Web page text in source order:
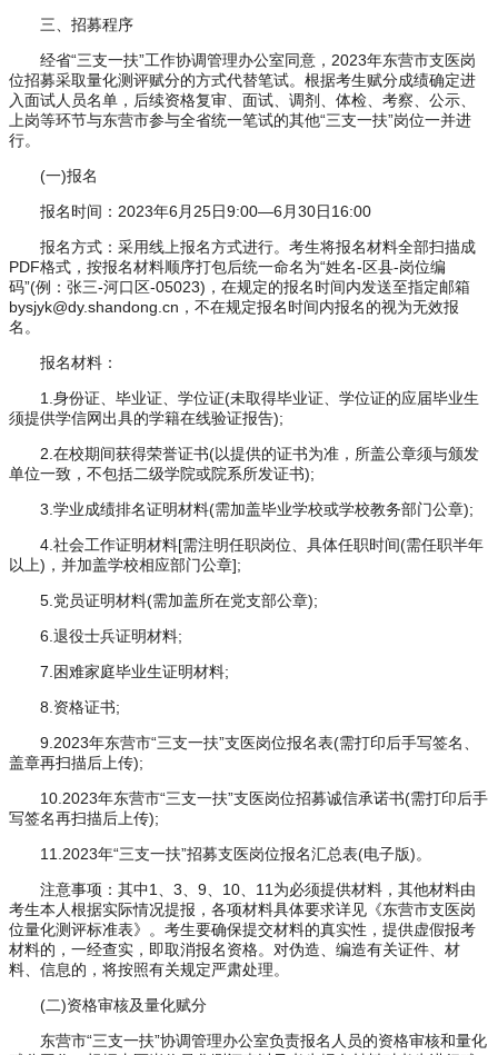
三、招募程序
经省“三支一扶”工作协调管理办公室同意，2023年东营市支医岗
位招募采取量化测评赋分的方式代替笔试。根据考生赋分成绩确定进
入面试人员名单，后续资格复审、面试、调剂、体检、考察、公示、
上岗等环节与东营市参与全省统一笔试的其他“三支一扶”岗位一并进
行。
(一)报名
报名时间：2023年6月25日9:00—6月30日16:00
报名方式：采用线上报名方式进行。考生将报名材料全部扫描成
PDF格式，按报名材料顺序打包后统一命名为“姓名-区县-岗位编
码”(例：张三-河口区-05023)，在规定的报名时间内发送至指定邮箱
bysjyk@dy.shandong.cn，不在规定报名时间内报名的视为无效报
名。
报名材料：
1.身份证、毕业证、学位证(未取得毕业证、学位证的应届毕业生
须提供学信网出具的学籍在线验证报告);
2.在校期间获得荣誉证书(以提供的证书为准，所盖公章须与颁发
单位一致，不包括二级学院或院系所发证书);
3.学业成绩排名证明材料(需加盖毕业学校或学校教务部门公章);
4.社会工作证明材料[需注明任职岗位、具体任职时间(需任职半年
以上)，并加盖学校相应部门公章];
5.党员证明材料(需加盖所在党支部公章);
6.退役士兵证明材料;
7.困难家庭毕业生证明材料;
8.资格证书;
9.2023年东营市“三支一扶”支医岗位报名表(需打印后手写签名、
盖章再扫描后上传);
10.2023年东营市“三支一扶”支医岗位招募诚信承诺书(需打印后手
写签名再扫描后上传);
11.2023年“三支一扶”招募支医岗位报名汇总表(电子版)。
注意事项：其中1、3、9、10、11为必须提供材料，其他材料由
考生本人根据实际情况提报，各项材料具体要求详见《东营市支医岗
位量化测评标准表》。考生要确保提交材料的真实性，提供虚假报考
材料的，一经查实，即取消报名资格。对伪造、编造有关证件、材
料、信息的，将按照有关规定严肃处理。
(二)资格审核及量化赋分
东营市“三支一扶”协调管理办公室负责报名人员的资格审核和量化